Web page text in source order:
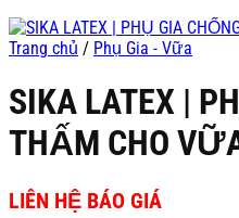
Trang chủ / Phụ Gia - Vữa
SIKA LATEX |
THẤM CHO
LIÊN HỆ BÁO GIÁ